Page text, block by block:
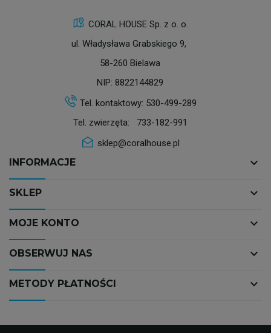
CORAL HOUSE Sp. z o. o.
ul. Władysława Grabskiego 9,
58-260 Bielawa
NIP: 8822144829
Tel. kontaktowy: 530-499-289
Tel. zwierzęta: 733-182-991
sklep@coralhouse.pl
INFORMACJE keyboard_arrow_down
SKLEP keyboard_arrow_down
MOJE KONTO keyboard_arrow_down
OBSERWUJ NAS keyboard_arrow_down
METODY PŁATNOŚCI keyboard_arrow_down